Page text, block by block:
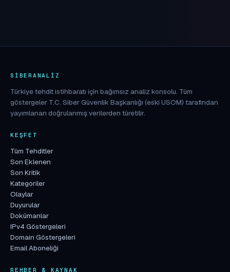
SIBERANALIZ
Türkiye tehdit istihbaratı için bağımsız analiz konsolu. Tüm
göstergeler T.C. Siber Güvenlik Başkanlığı (eski USOM) tarafından
yayımlanan doğrulanmış verilerden türetilir.
KEŞFET
Tüm Tehditler
Son Eklenen
Son Kritik
Kategoriler
Olaylar
Duyurular
Dokümanlar
IPv4 Göstergeleri
Domain Göstergeleri
Email Aboneliği
REHBER & KAYNAK